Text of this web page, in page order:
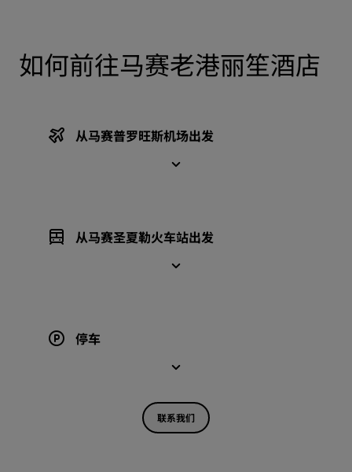
如何前往马赛老港丽笙酒店
从马赛普罗旺斯机场出发
从马赛圣夏勒火车站出发
停车
联系我们